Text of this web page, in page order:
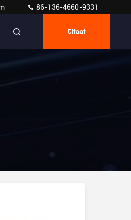
86-136-4660-9331
Citaat